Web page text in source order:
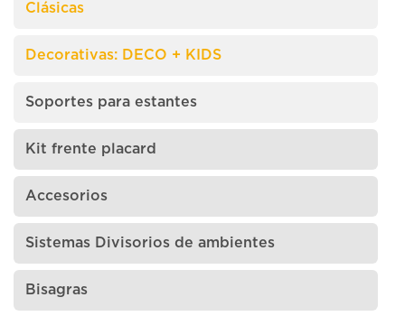
Clásicas
Decorativas: DECO + KIDS
Soportes para estantes
Kit frente placard
Accesorios
Sistemas Divisorios de ambientes
Bisagras